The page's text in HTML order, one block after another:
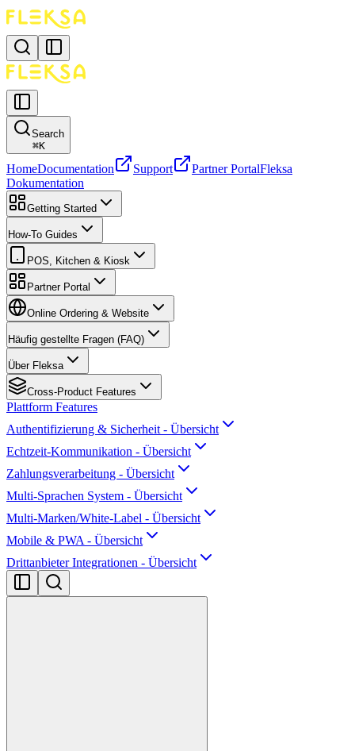
Search
⌘K
HomeDocumentation Support Partner PortalFleksa
Dokumentation
Getting Started
How-To Guides
POS, Kitchen & Kiosk
Partner Portal
Online Ordering & Website
Häufig gestellte Fragen (FAQ)
Über Fleksa
Cross-Product Features
Plattform Features
Authentifizierung & Sicherheit - Übersicht
Echtzeit-Kommunikation - Übersicht
Zahlungsverarbeitung - Übersicht
Multi-Sprachen System - Übersicht
Multi-Marken/White-Label - Übersicht
Mobile & PWA - Übersicht
Drittanbieter Integrationen - Übersicht